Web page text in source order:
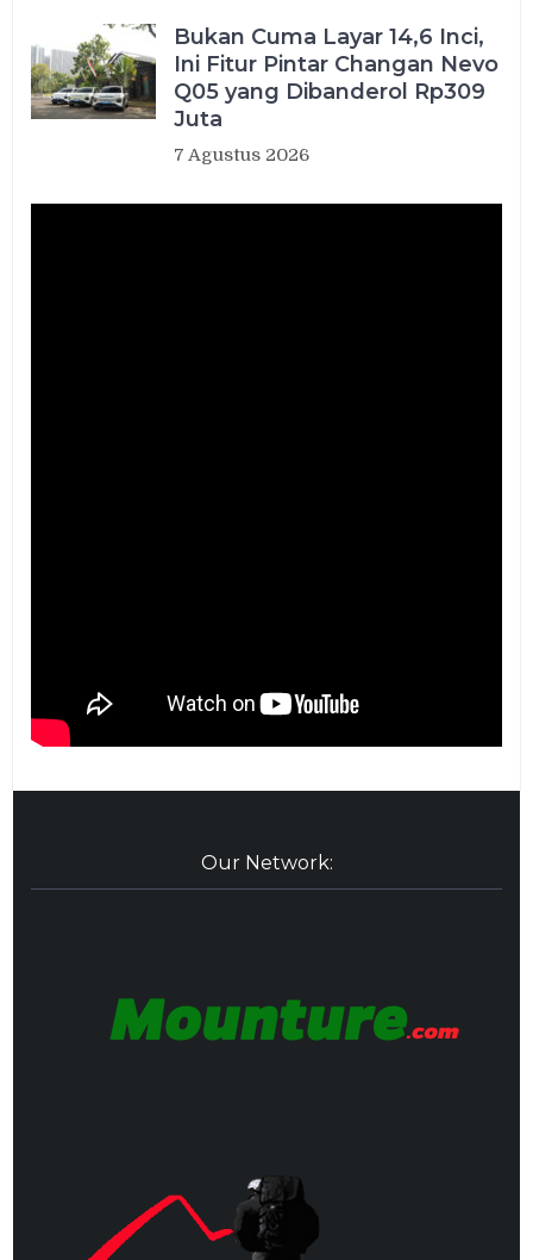
Bukan Cuma Layar 14,6 Inci,
Ini Fitur Pintar Changan Nevo
Q05 yang Dibanderol Rp309
Juta
7 Agustus 2026
Our Network: